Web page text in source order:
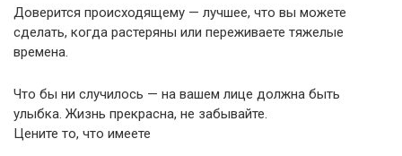
Доверится происходящему — лучшее, что вы можете
сделать, когда растеряны или переживаете тяжелые
времена.
Что бы ни случилось — на вашем лице должна быть
улыбка. Жизнь прекрасна, не забывайте.
Цените то, что имеете